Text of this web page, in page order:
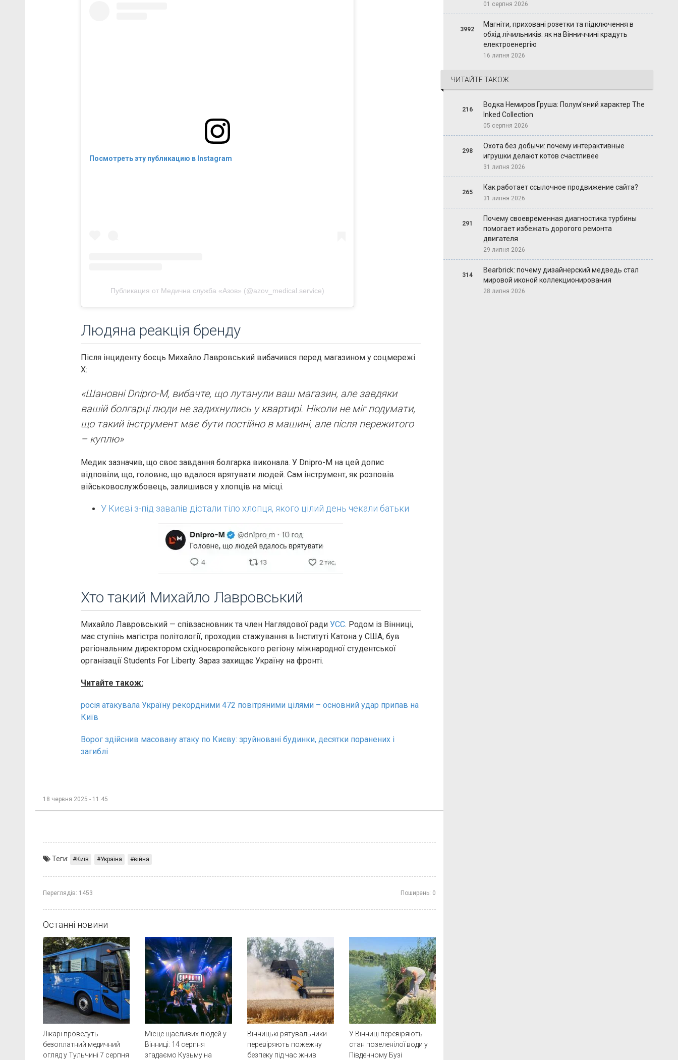
Посмотреть эту публикацию в Instagram
Публикация от Медична служба «Азов» (@azov_medical.service)
Людяна реакція бренду
Після інциденту боєць Михайло Лавровський вибачився перед магазином у соцмережі
Х:
«Шановні Dnipro-M, вибачте, що лутанули ваш магазин, але завдяки
вашій болгарці люди не задихнулись у квартирі. Ніколи не міг подумати,
що такий інструмент має бути постійно в машині, але після пережитого
– куплю»
Медик зазначив, що своє завдання болгарка виконала. У Dnipro-M на цей допис
відповіли, що, головне, що вдалося врятувати людей. Сам інструмент, як розповів
військовослужбовець, залишився у хлопців на місці.
У Києві з-під завалів дістали тіло хлопця, якого цілий день чекали батьки
Хто такий Михайло Лавровський
Михайло Лавровський — співзасновник та член Наглядової ради УСС. Родом із Вінниці,
має ступінь магістра політології, проходив стажування в Інституті Катона у США, був
регіональним директором східноєвропейського регіону міжнародної студентської
організації Students For Liberty. Зараз захищає Україну на фронті.
Читайте також:
росія атакувала Україну рекордними 472 повітряними цілями – основний удар припав на
Київ
Ворог здійснив масовану атаку по Києву: зруйновані будинки, десятки поранених і
загиблі
18 червня 2025 - 11:45
Теги: Київ Україна війна
Переглядів: 1453 Поширень: 0
Останні новини
Лікарі проведуть
безоплатний медичний
огляд у Тульчині 7 серпня
Місце щасливих людей у
Вінниці: 14 серпня
згадаємо Кузьму на
Вінницькі рятувальники
перевіряють пожежну
безпеку під час жнив
У Вінниці перевіряють
стан позеленілої води у
Південному Бузі
01 серпня 2026
3992
Магніти, приховані розетки та підключення в
обхід лічильників: як на Вінниччині крадуть
електроенергію
16 липня 2026
ЧИТАЙТЕ ТАКОЖ
216
Водка Немиров Груша: Полум'яний характер The
Inked Collection
05 серпня 2026
298
Охота без добычи: почему интерактивные
игрушки делают котов счастливее
31 липня 2026
265
Как работает ссылочное продвижение сайта?
31 липня 2026
291
Почему своевременная диагностика турбины
помогает избежать дорогого ремонта
двигателя
29 липня 2026
314
Bearbrick: почему дизайнерский медведь стал
мировой иконой коллекционирования
28 липня 2026